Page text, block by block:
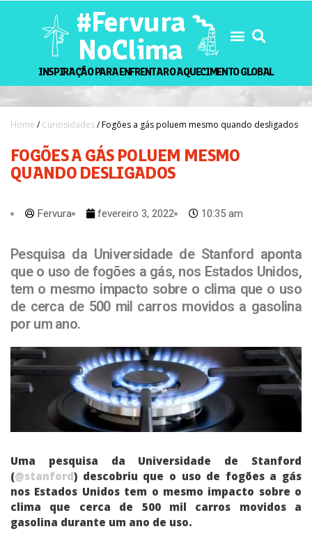
#Fervura
NoClima
INSPIRAÇÃO PARA ENFRENTAR O AQUECIMENTO GLOBAL
Home /Curiosidades/ Fogões a gás poluem mesmo quando desligados
FOGÕES A GÁS POLUEM MESMO
QUANDO DESLIGADOS
Fervura fevereiro 3, 2022 10:35 am
Pesquisa da Universidade de Stanford aponta
que o uso de fogões a gás, nos Estados Unidos,
tem o mesmo impacto sobre o clima que o uso
de cerca de 500 mil carros movidos a gasolina
por um ano.
Uma pesquisa da Universidade de Stanford
(@stanford) descobriu que o uso de fogões a gás
nos Estados Unidos tem o mesmo impacto sobre o
clima que cerca de 500 mil carros movidos a
gasolina durante um ano de uso.